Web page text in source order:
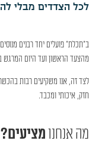
לכל הצדדים מבלי
ב"תכלת" פועלים יחד רבנים
מהצעד הראשון ועד היום המרגש
לצד זה, אנו משקיעים רבות
חזק, איכותי ומכבד.
מה אנחנומציעים?